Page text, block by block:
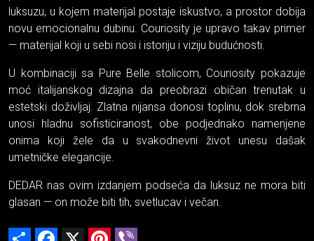
luksuzu, u kojem materijal postaje iskustvo, a prostor dobija
novu emocionalnu dubinu. Couriosity je upravo takav primer
— materijal koji u sebi nosi i istoriju i viziju budućnosti.
U kombinaciji sa Pure Belle stolicom, Couriosity pokazuje
moć italijanskog dizajna da preobrazi običan trenutak u
estetski doživljaj. Zlatna nijansa donosi toplinu, dok srebrna
unosi hladnu sofisticiranost, obe podjednako namenjene
onima koji žele da u svakodnevni život unesu dašak
umetničke elegancije.
DEDAR nas ovim izdanjem podseća da luksuz ne mora biti
glasan — on može biti tih, svetlucav i večan.
Share Facebook Pinterest